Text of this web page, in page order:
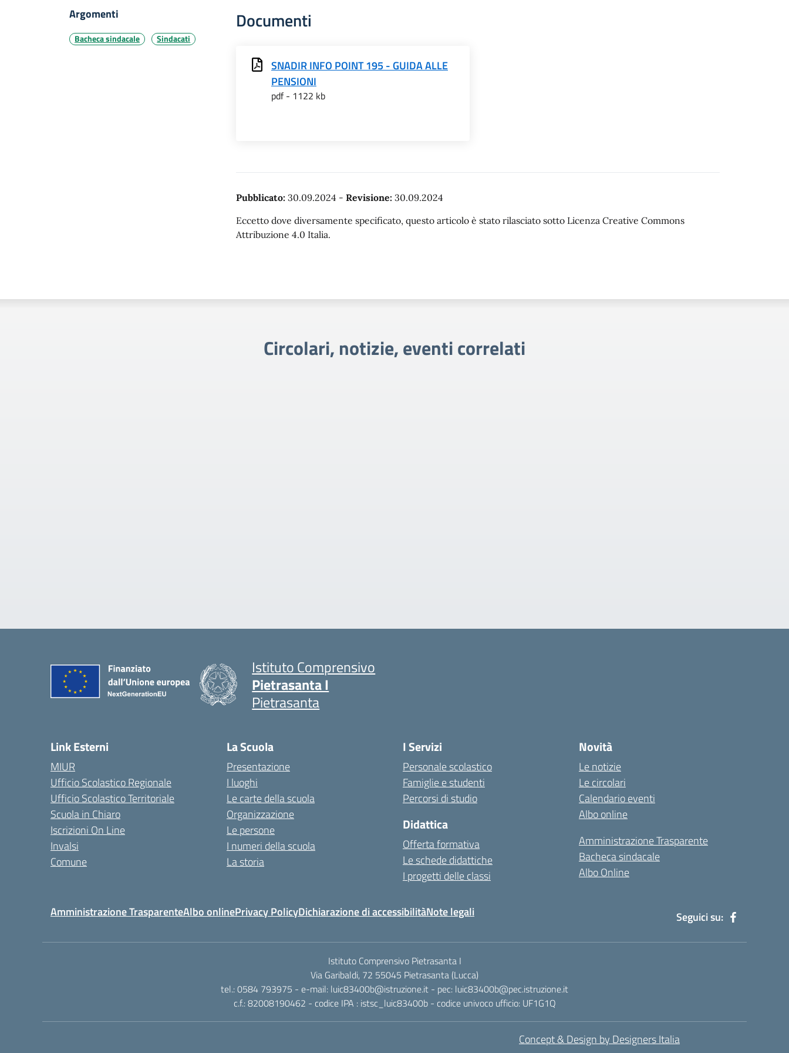
Documenti
SNADIR INFO POINT 195 - GUIDA ALLE
PENSIONI
pdf - 1122 kb
Pubblicato: 30.09.2024 - Revisione: 30.09.2024
Eccetto dove diversamente specificato, questo articolo è stato rilasciato sotto Licenza Creative Commons
Attribuzione 4.0 Italia.
Argomenti
Bacheca sindacale Sindacati
Circolari, notizie, eventi correlati
Istituto Comprensivo
Pietrasanta I
Pietrasanta
Link Esterni
MIUR
Ufficio Scolastico Regionale
Ufficio Scolastico Territoriale
Scuola in Chiaro
Iscrizioni On Line
Invalsi
Comune
La Scuola
Presentazione
I luoghi
Le carte della scuola
Organizzazione
Le persone
I numeri della scuola
La storia
I Servizi
Personale scolastico
Famiglie e studenti
Percorsi di studio
Didattica
Offerta formativa
Le schede didattiche
I progetti delle classi
Novità
Le notizie
Le circolari
Calendario eventi
Albo online
Amministrazione Trasparente
Bacheca sindacale
Albo Online
Amministrazione TrasparenteAlbo onlinePrivacy PolicyDichiarazione di accessibilitàNote legali Seguici su:
Istituto Comprensivo Pietrasanta I
Via Garibaldi, 72 55045 Pietrasanta (Lucca)
tel.: 0584 793975 - e-mail: luic83400b@istruzione.it - pec: luic83400b@pec.istruzione.it
c.f.: 82008190462 - codice IPA : istsc_luic83400b - codice univoco ufficio: UF1G1Q
Concept & Design by Designers Italia